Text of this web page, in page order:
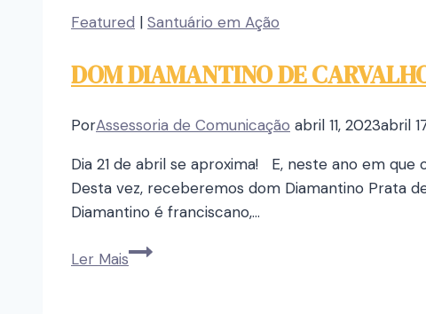
Featured | Santuário em Ação
DOM DIAMANTINO DE
PorAssessoria de Comunicação abril 11, 2023abril
Dia 21 de abril se aproxima! E, neste ano em
Desta vez, receberemos dom Diamantino Prata
Diamantino é franciscano,…
Ler Mais